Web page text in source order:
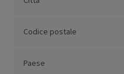
Codice postale
Paese